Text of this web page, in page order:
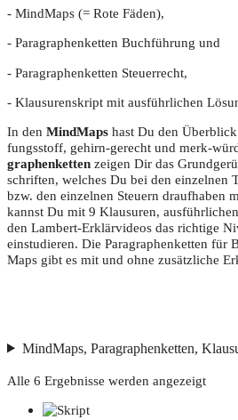
- Mind­Maps (= Rote Fäden),
- Para­gra­phen­ket­ten Buch­füh­rung und
- Para­gra­phen­ket­ten Steuerrecht,
- Klau­su­ren­skript mit aus­führ­li­chen
In den Mind­Maps hast Du den
fungs­stoff, gehirn-gerecht und merk-
gra­phen­ket­ten zei­gen Dir das
schrif­ten, wel­ches Du bei den ein­zel­nen
bzw. den ein­zel­nen Steu­ern drauf­ha­ben
kannst Du mit 9 Klau­su­ren,
den Lam­bert-Erklär­vi­de­os das rich­ti­ge
ein­stu­die­ren. Die Para­gra­phen­ket­ten
Maps gibt es mit und ohne zusätz­li­che
MindMaps, Paragraphenketten,
Alle 6 Ergebnisse werden angezeigt